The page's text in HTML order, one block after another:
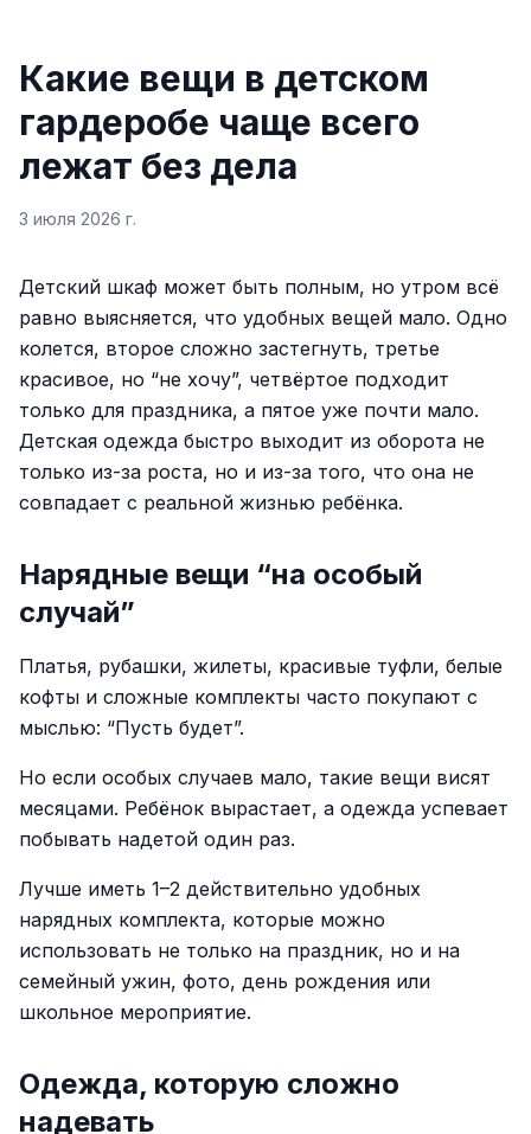
Какие вещи в детском
гардеробе чаще всего
лежат без дела
3 июля 2026 г.
Детский шкаф может быть полным, но утром всё
равно выясняется, что удобных вещей мало. Одно
колется, второе сложно застегнуть, третье
красивое, но “не хочу”, четвёртое подходит
только для праздника, а пятое уже почти мало.
Детская одежда быстро выходит из оборота не
только из-за роста, но и из-за того, что она не
совпадает с реальной жизнью ребёнка.
Нарядные вещи “на особый
случай”
Платья, рубашки, жилеты, красивые туфли, белые
кофты и сложные комплекты часто покупают с
мыслью: “Пусть будет”.
Но если особых случаев мало, такие вещи висят
месяцами. Ребёнок вырастает, а одежда успевает
побывать надетой один раз.
Лучше иметь 1–2 действительно удобных
нарядных комплекта, которые можно
использовать не только на праздник, но и на
семейный ужин, фото, день рождения или
школьное мероприятие.
Одежда, которую сложно
надевать